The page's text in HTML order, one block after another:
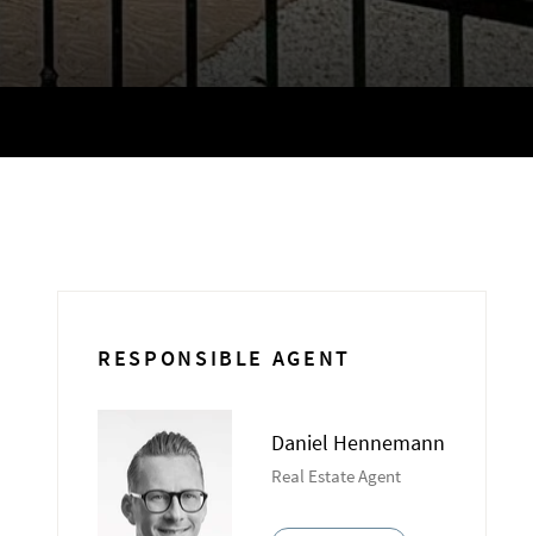
RESPONSIBLE AGENT
Daniel Hennemann
Real Estate Agent